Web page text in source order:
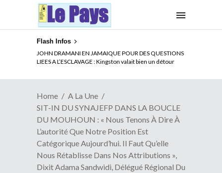
Flash Infos
JOHN DRAMANI EN JAMAIQUE POUR DES QUESTIONS
LIEES A L’ESCLAVAGE : Kingston valait bien un détour
ELECTION DE TALON A LA TETE DU SENAT BENINOIS :
Quand Patrice quitte le pouvoir sans partir !
Home
A La Une
SIT-IN DU SYNAJEFP DANS LA BOUCLE
DU MOUHOUN : « Nous Tenons À Dire À
L’autorité Que Notre Position Est
Catégorique Aujourd’hui. Il Faut Qu’elle
Nous Rétablisse Dans Nos Attributions »,
Dixit Adama Sandwidi, Délégué Régional Du